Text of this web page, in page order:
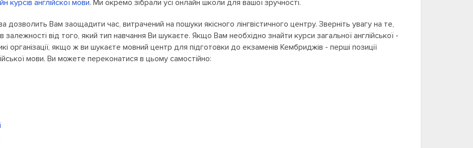
курсів англійскої мови. Ми окремо зібрали усі онлайн школи для вашої зручності.
дозволить Вам заощадити час, витрачений на пошуки якісного лінгвістичного центру. Зверніть увагу на те,
від того, який тип навчання Ви шукаєте. Якщо Вам необхідно знайти курси загальної англійської -
організації, якщо ж ви шукаєте мовний центр для підготовки до екзаменів Кембриджів - перші позиції
мови. Ви можете переконатися в цьому самостійно: